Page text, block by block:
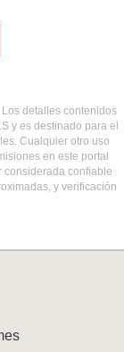
detalles contenidos
y es destinado para el
Cualquier otro uso
en este portal
considerada confiable
y verificación